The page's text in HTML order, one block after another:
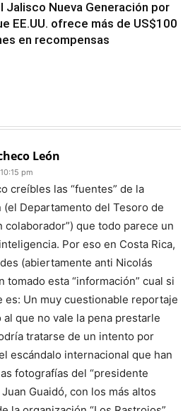
Jalisco Nueva Generación por
EE.UU. ofrece más de US$100
en recompensas
León
pm
creíbles las “fuentes” de la
(el Departamento del Tesoro de
colaborador”) que todo parece un
Por eso en Costa Rica,
(abiertamente anti Nicolás
tomado esta “información” cual si
es: Un muy cuestionable reportaje
que no vale la pena prestarle
tratarse de un intento por
escándalo internacional que han
fotografías del “presidente
Guaidó, con los más altos